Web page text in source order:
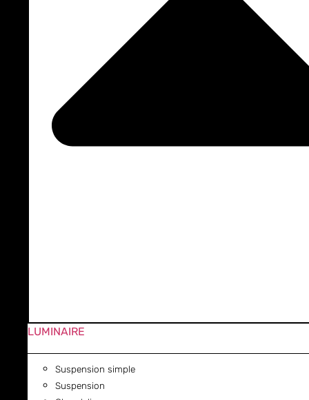
LUMINAIRE
Suspension simple
Suspension